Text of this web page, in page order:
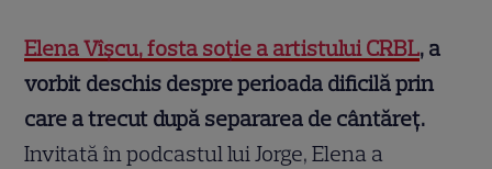
Elena Vîșcu, fosta soție a artistului CRBL, a
vorbit deschis despre perioada dificilă prin
care a trecut după separarea de cântăreț.
Invitată în podcastul lui Jorge, Elena a